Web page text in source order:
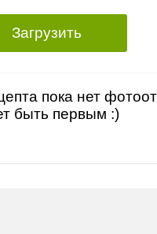
Загрузить
пока нет
быть первым :)